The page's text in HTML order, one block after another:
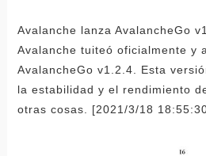
Avalanche lanza AvalancheGo
Avalanche tuiteó oficialmente y
AvalancheGo v1.2.4. Esta
la estabilidad y el rendimiento
otras cosas. [2021/3/18